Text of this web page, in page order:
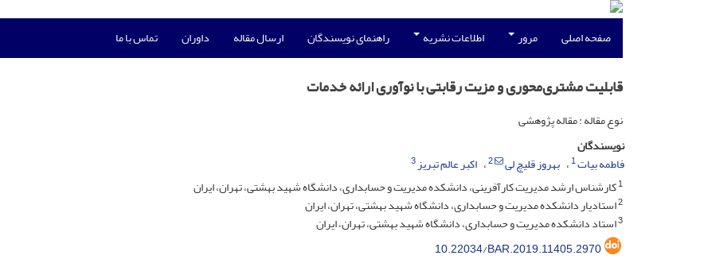
صفحه اصلی مرور اطلاعات نشریه راهنمای نویسندگان ارسال مقاله داوران تماس با ما
قابلیت مشتری‌محوری و مزیت رقابتی با نوآوری ارائه خدمات
نوع مقاله : مقاله پژوهشی
نویسندگان
فاطمه بیات1 بهروز قلیچ لی 2 اکبر عالم تبریز3
1کارشناس ارشد مدیریت کارآفرینی، دانشکده مدیریت و حسابداری، دانشگاه شهید بهشتی، تهران، ایران
2استادیار دانشکده مدیریت و حسابداری، دانشگاه شهید بهشتی، تهران، ایران
3استاد دانشکده مدیریت و حسابداری، دانشگاه شهید بهشتی، تهران، ایران
10.22034/BAR.2019.11405.2970